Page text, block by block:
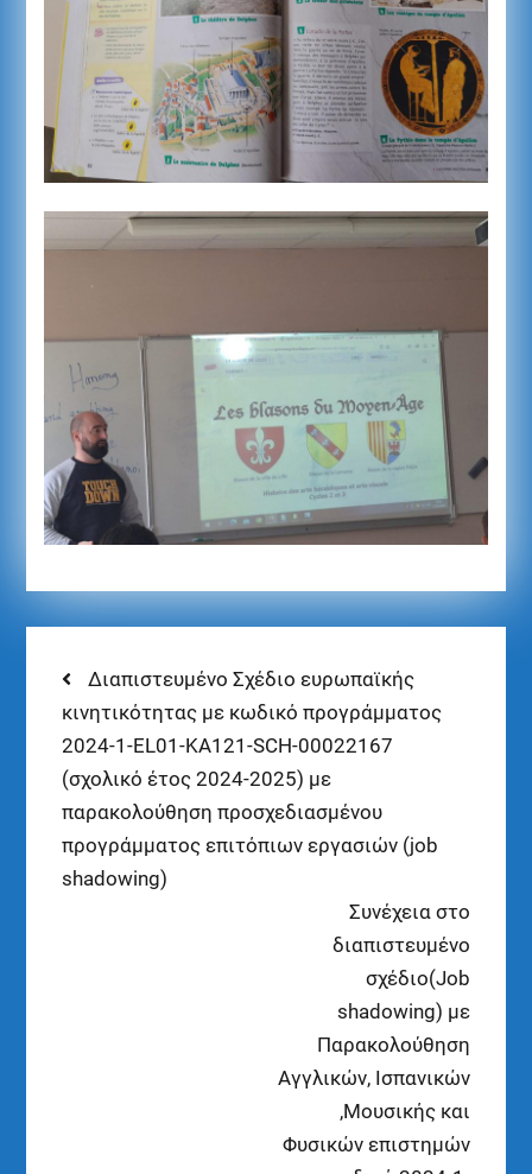
Διαπιστευμένο Σχέδιο ευρωπαϊκής
κινητικότητας με κωδικό προγράμματος
2024-1-EL01-KA121-SCH-00022167
(σχολικό έτος 2024-2025) με
παρακολούθηση προσχεδιασμένου
προγράμματος επιτόπιων εργασιών (job
shadowing)
Συνέχεια στο
διαπιστευμένο
σχέδιο(Job
shadowing) με
Παρακολούθηση
Αγγλικών, Ισπανικών
,Μουσικής και
Φυσικών επιστημών